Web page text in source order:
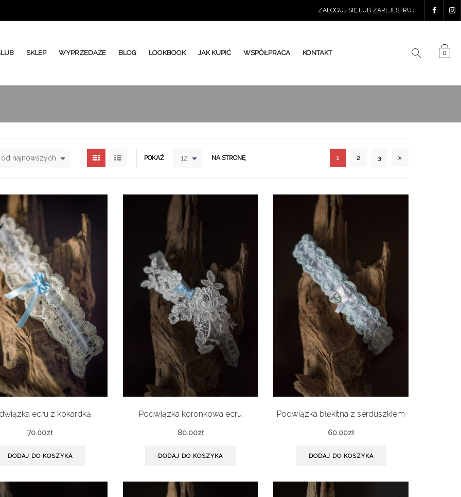
ZALOGUJ SIĘ LUB ZAREJESTRUJ
SKLEP WYPRZEDAŻE BLOG LOOKBOOK JAK KUPIĆ WSPÓŁPRACA KONTAKT 0
najnowszych POKAŻ 12 NA STRONĘ 1 2 3
ecru z kokardką
70.00zł
DODAJ DO KOSZYKA
Podwiązka koronkowa ecru
80.00zł
DODAJ DO KOSZYKA
Podwiązka błękitna z serduszkiem
60.00zł
DODAJ DO KOSZYKA